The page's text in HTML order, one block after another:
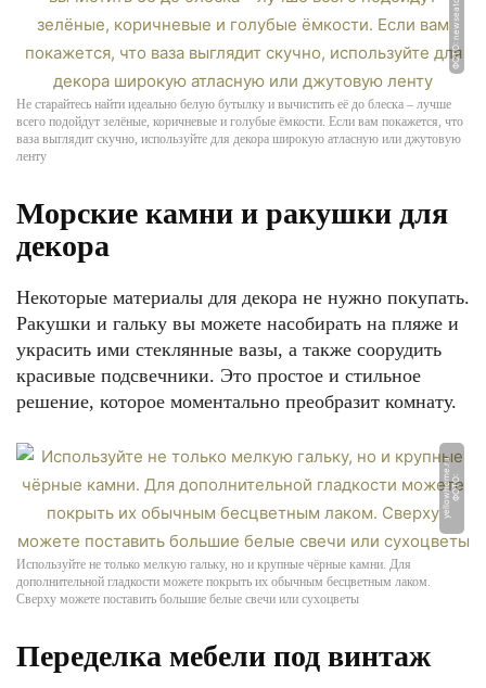
ФОТО: newseaton.com
Не старайтесь найти идеально белую бутылку и вычистить её до блеска – лучше
всего подойдут зелёные, коричневые и голубые ёмкости. Если вам покажется, что
ваза выглядит скучно, используйте для декора широкую атласную или джутовую
ленту
Морские камни и ракушки для
декора
Некоторые материалы для декора не нужно покупать.
Ракушки и гальку вы можете насобирать на пляже и
украсить ими стеклянные вазы, а также соорудить
красивые подсвечники. Это простое и стильное
решение, которое моментально преобразит комнату.
Ф
О
Т
О:
y
ell
o
w
h
o
m
e.
r
u
Используйте не только мелкую гальку, но и крупные чёрные камни. Для
дополнительной гладкости можете покрыть их обычным бесцветным лаком.
Сверху можете поставить большие белые свечи или сухоцветы
Переделка мебели под винтаж